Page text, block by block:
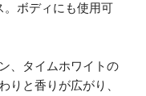
。ボディにも使用可
、タイムホワイトの
りと香りが広がり、